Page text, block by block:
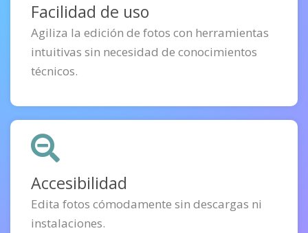
Facilidad de uso
Agiliza la edición de fotos con herramientas
intuitivas sin necesidad de conocimientos
técnicos.
Accesibilidad
Edita fotos cómodamente sin descargas ni
instalaciones.